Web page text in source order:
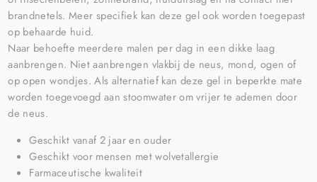
brandnetels. Meer specifiek kan deze gel ook worden toegepast
op behaarde huid.
Naar behoefte meerdere malen per dag in een dikke laag
aanbrengen. Niet aanbrengen vlakbij de neus, mond, ogen of
op open wondjes. Als alternatief kan deze gel in beperkte mate
worden toegevoegd aan stoomwater om vrijer te ademen door
de neus.
Geschikt vanaf 2 jaar en ouder
Geschikt voor mensen met wolvetallergie
Farmaceutische kwaliteit